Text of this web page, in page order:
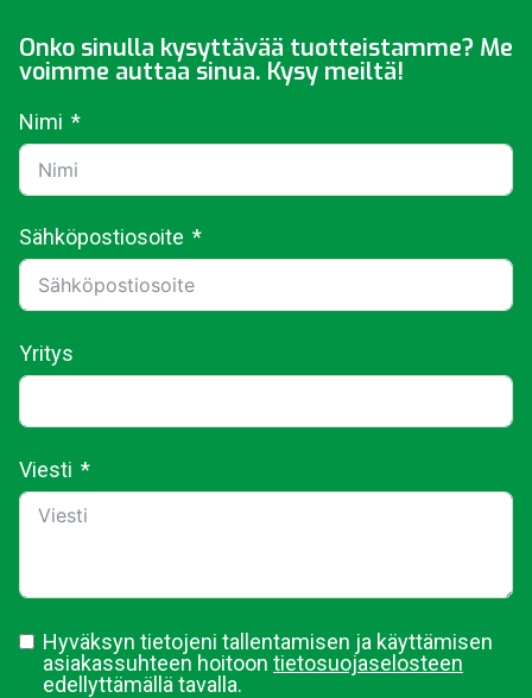
Onko sinulla kysyttävää tuotteistamme? Me
voimme auttaa sinua. Kysy meiltä!
Nimi
Sähköpostiosoite
Yritys
Viesti
Hyväksyn tietojeni tallentamisen ja käyttämisen
asiakassuhteen hoitoon tietosuojaselosteen
edellyttämällä tavalla.